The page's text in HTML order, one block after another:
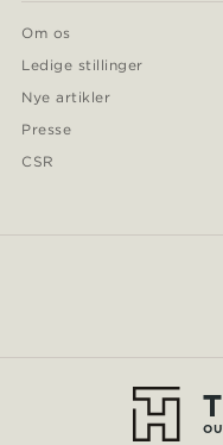
Om os
Ledige stillinger
Nye artikler
Presse
CSR